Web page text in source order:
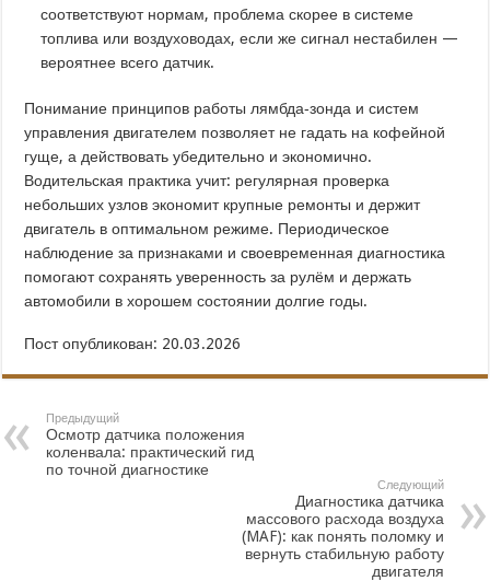
соответствуют нормам, проблема скорее в системе
топлива или воздуховодах, если же сигнал нестабилен —
вероятнее всего датчик.
Понимание принципов работы лямбда‑зонда и систем
управления двигателем позволяет не гадать на кофейной
гуще, а действовать убедительно и экономично.
Водительская практика учит: регулярная проверка
небольших узлов экономит крупные ремонты и держит
двигатель в оптимальном режиме. Периодическое
наблюдение за признаками и своевременная диагностика
помогают сохранять уверенность за рулём и держать
автомобили в хорошем состоянии долгие годы.
Пост опубликован: 20.03.2026
Предыдущий
Осмотр датчика положения
коленвала: практический гид
по точной диагностике
Следующий
Диагностика датчика
массового расхода воздуха
(MAF): как понять поломку и
вернуть стабильную работу
двигателя